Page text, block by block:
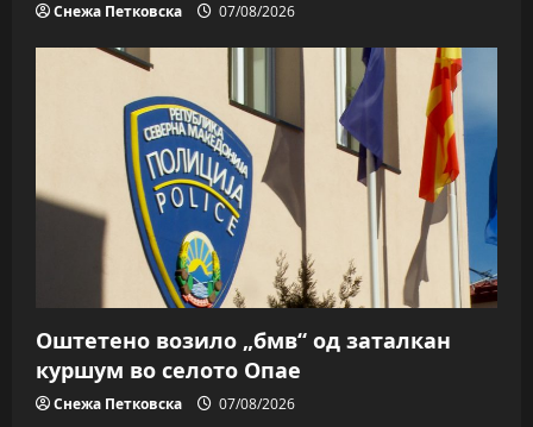
Снежа Петковска 07/08/2026
Оштетено возило „бмв“ од заталкан
куршум во селото Опае
Снежа Петковска 07/08/2026